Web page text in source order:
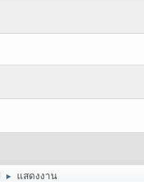
► แสดงงาน